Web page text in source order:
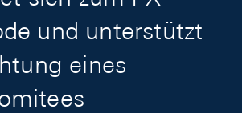
und unterstützt
eines